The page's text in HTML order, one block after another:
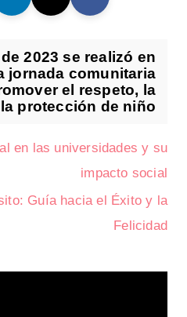
2023 se realizó en
jornada comunitaria
el respeto, la
protección de niño...
en las universidades y su
impacto social
Guía hacia el Éxito y la
Felicidad